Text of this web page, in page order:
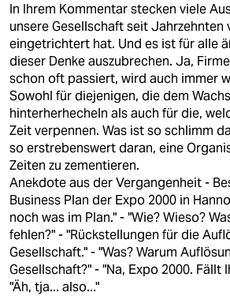
In Ihrem Kommentar stecken viele
unsere Gesellschaft seit
eingetrichtert hat. Und es ist für alle
dieser Denke auszubrechen. Ja,
schon oft passiert, wird auch immer
Sowohl für diejenigen, die dem
hinterherhecheln als auch für die,
Zeit verpennen. Was ist so schlimm
so erstrebenswert daran, eine
Zeiten zu zementieren.
Anekdote aus der Vergangenheit -
Business Plan der Expo 2000 in
noch was im Plan." - "Wie? Wieso?
fehlen?" - "Rückstellungen für die
Gesellschaft." - "Was? Warum
Gesellschaft?" - "Na, Expo 2000. Fällt
"Äh, tja... also..."